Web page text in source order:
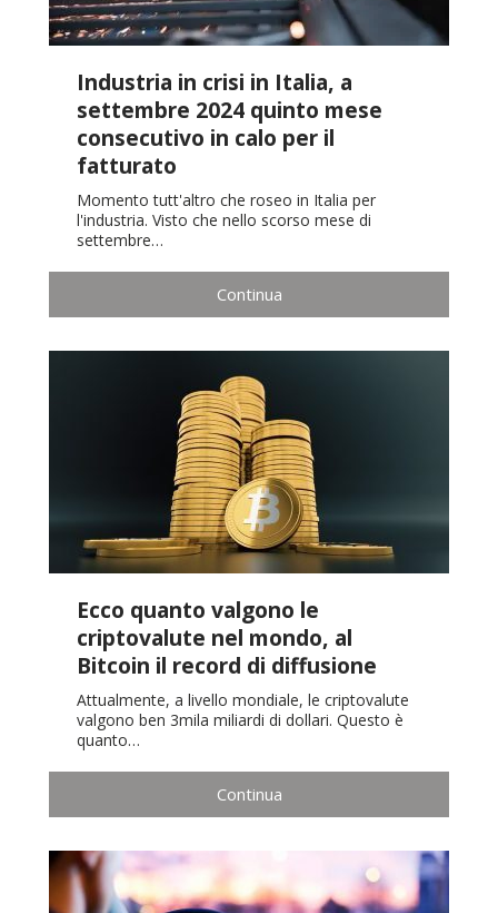
Industria in crisi in Italia, a
settembre 2024 quinto mese
consecutivo in calo per il
fatturato
Momento tutt'altro che roseo in Italia per
l'industria. Visto che nello scorso mese di
settembre…
Continua
Ecco quanto valgono le
criptovalute nel mondo, al
Bitcoin il record di diffusione
Attualmente, a livello mondiale, le criptovalute
valgono ben 3mila miliardi di dollari. Questo è
quanto…
Continua